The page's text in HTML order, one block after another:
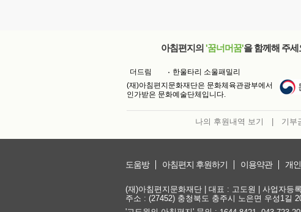
아침편지의 '꿈너머꿈'을 함께해 주세
더드림
한울타리 소울패밀리
(재)아침편지문화재단은 문화체육관광부에서
인가받은 문화예술단체입니다.
나의 후원내역 보기 기부
도움방 아침편지 후원하기 이용약관 개
(재)아침편지문화재단 | 대표 : 고도원 | 사업자등
주소 : (27452) 충청북도 충주시 노은면 우성1길